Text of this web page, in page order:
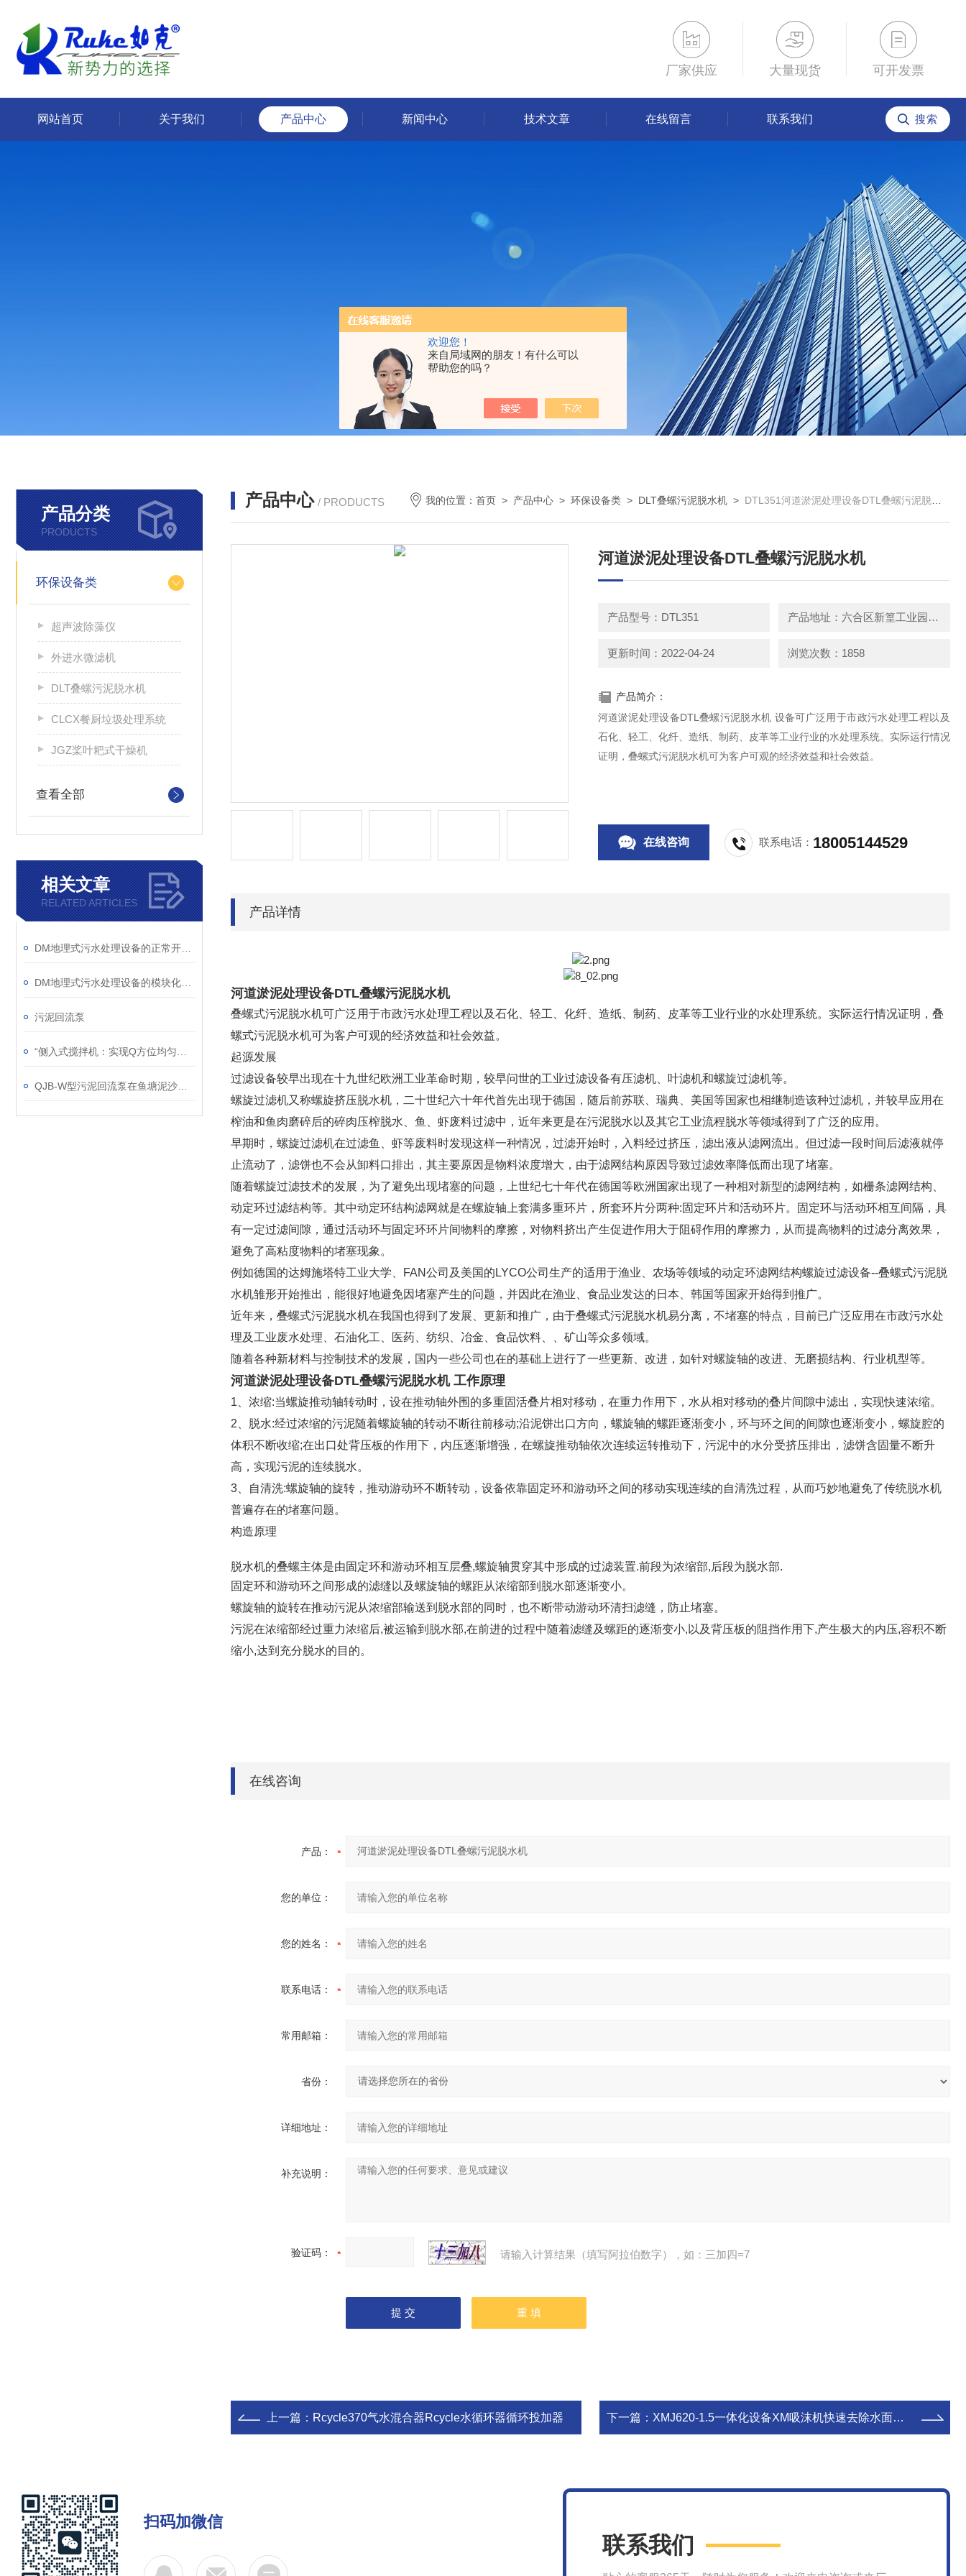
欢迎您！
来自局域网的朋友！有什么可以
帮助您的吗？
厂家供应 大量现货 可开发票
网站首页 关于我们 产品中心 新闻中心 技术文章 在线留言 联系我们
产品分类
PRODUCTS
环保设备类
超声波除藻仪
外进水微滤机
DLT叠螺污泥脱水机
CLCX餐厨垃圾处理系统
JGZ桨叶耙式干燥机
查看全部
相关文章
RELATED ARTICLES
污泥回流泵
产品中心 / PRODUCTS 我的位置：首页 > 产品中心 >环保设备类 > DLT叠螺污泥脱水机 > DTL351河道淤泥处理设备DTL叠螺污泥脱水机
河道淤泥处理设备DTL叠螺污泥脱水机
产品型号：DTL351 产品地址：六合区新篁工业园园区中路3号
更新时间：2022-04-24 浏览次数：1858
产品简介：
河道淤泥处理设备DTL叠螺污泥脱水机 设备可广泛用于市政污水处理工程以及
石化、轻工、化纤、造纸、制药、皮革等工业行业的水处理系统。实际运行情况
证明，叠螺式污泥脱水机可为客户可观的经济效益和社会效益。
在线咨询 联系电话： 18005144529
产品详情
河道淤泥处理设备DTL叠螺污泥脱水机
叠螺式污泥脱水机可广泛用于市政污水处理工程以及石化、轻工、化纤、造纸、制药、皮革等工业行业的水处理系统。实际运行情况证明，叠
螺式污泥脱水机可为客户可观的经济效益和社会效益。
起源发展
过滤设备较早出现在十九世纪欧洲工业革命时期，较早问世的工业过滤设备有压滤机、叶滤机和螺旋过滤机等。
螺旋过滤机又称螺旋挤压脱水机，二十世纪六十年代首先出现于德国，随后前苏联、瑞典、美国等国家也相继制造该种过滤机，并较早应用在
榨油和鱼肉磨碎后的碎肉压榨脱水、鱼、虾废料过滤中，近年来更是在污泥脱水以及其它工业流程脱水等领域得到了广泛的应用。
早期时，螺旋过滤机在过滤鱼、虾等废料时发现这样一种情况，过滤开始时，入料经过挤压，滤出液从滤网流出。但过滤一段时间后滤液就停
止流动了，滤饼也不会从卸料口排出，其主要原因是物料浓度增大，由于滤网结构原因导致过滤效率降低而出现了堵塞。
随着螺旋过滤技术的发展，为了避免出现堵塞的问题，上世纪七十年代在德国等欧洲国家出现了一种相对新型的滤网结构，如栅条滤网结构、
动定环过滤结构等。其中动定环结构滤网就是在螺旋轴上套满多重环片，所套环片分两种:固定环片和活动环片。固定环与活动环相互间隔，具
有一定过滤间隙，通过活动环与固定环环片间物料的摩擦，对物料挤出产生促进作用大于阻碍作用的摩擦力，从而提高物料的过滤分离效果，
避免了高粘度物料的堵塞现象。
例如德国的达姆施塔特工业大学、FAN公司及美国的LYCO公司生产的适用于渔业、农场等领域的动定环滤网结构螺旋过滤设备--叠螺式污泥脱
水机雏形开始推出，能很好地避免因堵塞产生的问题，并因此在渔业、食品业发达的日本、韩国等国家开始得到推广。
近年来，叠螺式污泥脱水机在我国也得到了发展、更新和推广，由于叠螺式污泥脱水机易分离，不堵塞的特点，目前已广泛应用在市政污水处
理及工业废水处理、石油化工、医药、纺织、冶金、食品饮料、、矿山等众多领域。
随着各种新材料与控制技术的发展，国内一些公司也在的基础上进行了一些更新、改进，如针对螺旋轴的改进、无磨损结构、行业机型等。
河道淤泥处理设备DTL叠螺污泥脱水机 工作原理
1、浓缩:当螺旋推动轴转动时，设在推动轴外围的多重固活叠片相对移动，在重力作用下，水从相对移动的叠片间隙中滤出，实现快速浓缩。
2、脱水:经过浓缩的污泥随着螺旋轴的转动不断往前移动;沿泥饼出口方向，螺旋轴的螺距逐渐变小，环与环之间的间隙也逐渐变小，螺旋腔的
体积不断收缩;在出口处背压板的作用下，内压逐渐增强，在螺旋推动轴依次连续运转推动下，污泥中的水分受挤压排出，滤饼含固量不断升
高，实现污泥的连续脱水。
3、自清洗:螺旋轴的旋转，推动游动环不断转动，设备依靠固定环和游动环之间的移动实现连续的自清洗过程，从而巧妙地避免了传统脱水机
普遍存在的堵塞问题。
构造原理
脱水机的叠螺主体是由固定环和游动环相互层叠,螺旋轴贯穿其中形成的过滤装置.前段为浓缩部,后段为脱水部.
固定环和游动环之间形成的滤缝以及螺旋轴的螺距从浓缩部到脱水部逐渐变小。
螺旋轴的旋转在推动污泥从浓缩部输送到脱水部的同时，也不断带动游动环清扫滤缝，防止堵塞。
污泥在浓缩部经过重力浓缩后,被运输到脱水部,在前进的过程中随着滤缝及螺距的逐渐变小,以及背压板的阻挡作用下,产生极大的内压,容积不断
缩小,达到充分脱水的目的。
在线咨询
产品：
您的单位：
您的姓名：
联系电话：
常用邮箱：
省份：
详细地址：
补充说明：
验证码： 请输入计算结果（填写阿拉伯数字），如：三加四=7
上一篇： Rcycle370气水混合器Rcycle水循环器循环投加器 下一篇： XMJ620-1.5一体化设备XM吸沫机快速去除水面泡沫器
扫码加微信
联系我们